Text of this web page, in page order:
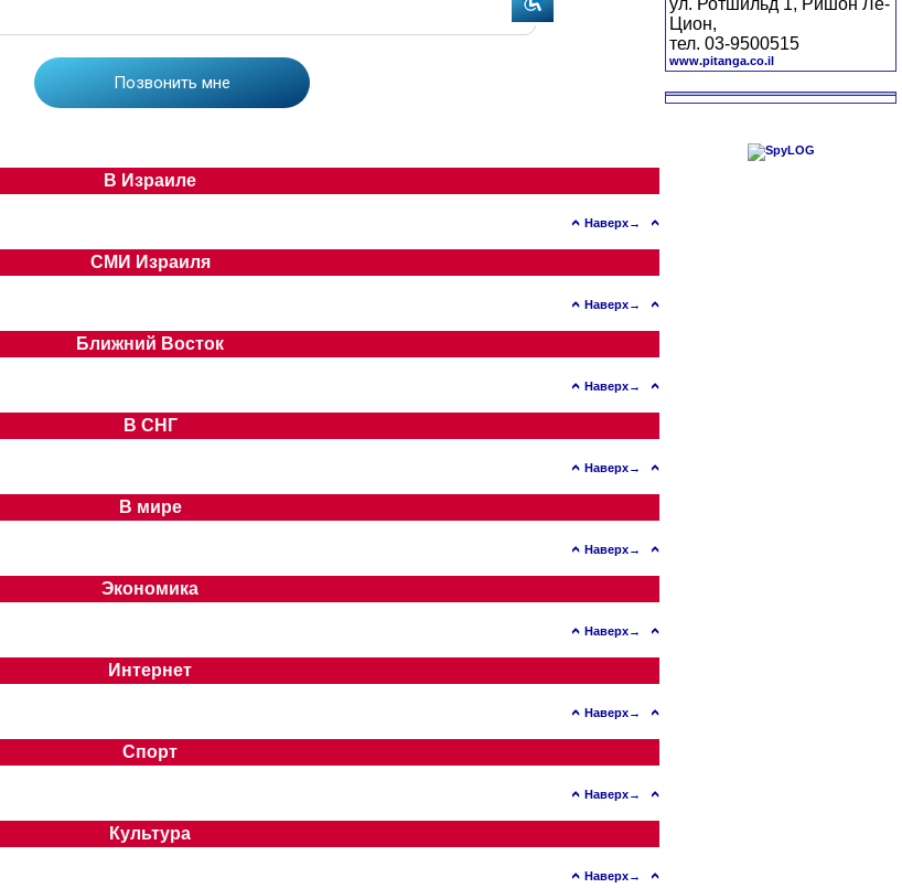
В Израиле
Наверх→
СМИ Израиля
Наверх→
Ближний Восток
Наверх→
В СНГ
Наверх→
В мире
Наверх→
Экономика
Наверх→
Интернет
Наверх→
Спорт
Наверх→
Культура
Наверх→
ул. Ротшильд 1, Ришон Ле-
Цион,
тел. 03-9500515
www.pitanga.co.il